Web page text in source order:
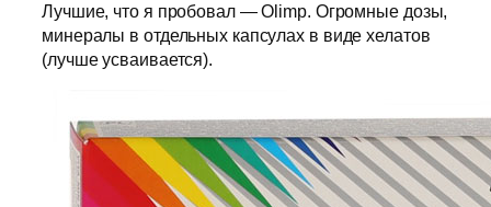
Лучшие, что я пробовал — Olimp. Огромные дозы,
минералы в отдельных капсулах в виде хелатов
(лучше усваивается).